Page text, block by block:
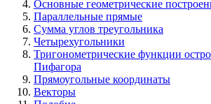
Основные геометрические
Параллельные прямые
Сумма углов треугольника
Четырехугольники
Тригонометрические функции
Пифагора
Прямоугольные координаты
Векторы